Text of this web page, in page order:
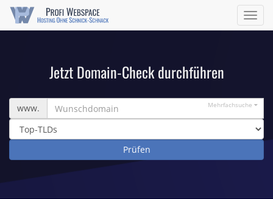
ein/
Jetzt Domain-Check durchführen
Wunschdomain
www. Mehrfachsuche